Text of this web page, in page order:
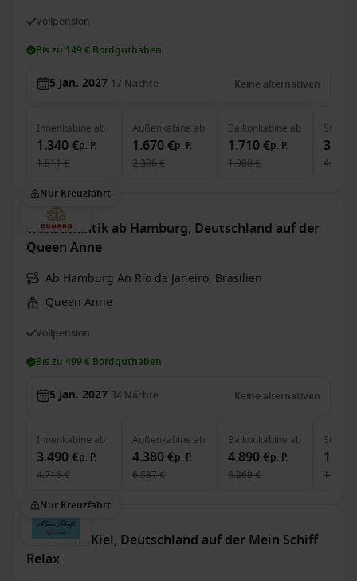
Vollpension
Bis zu 149 € Bordguthaben
5 Jan. 2027 17 Nächte Keine alternativen
Innenkabine ab
1.340 €p. P.
1.811 €
Außenkabine ab
1.670 €p. P.
2.386 €
Balkonkabine ab
1.710 €p. P.
1.988 €
Suite
4.714 €
Nur Kreuzfahrt
Transatlantik ab Hamburg, Deutschland auf der
Queen Anne
Ab Hamburg An Rio de Janeiro, Brasilien
Queen Anne
Vollpension
Bis zu 499 € Bordguthaben
5 Jan. 2027 34 Nächte Keine alternativen
Innenkabine ab
3.490 €p. P.
4.716 €
Außenkabine ab
4.380 €p. P.
6.537 €
Balkonkabine ab
4.890 €p. P.
6.269 €
Suite
11.733
Nur Kreuzfahrt
Ostsee ab Kiel, Deutschland auf der Mein Schiff
Relax